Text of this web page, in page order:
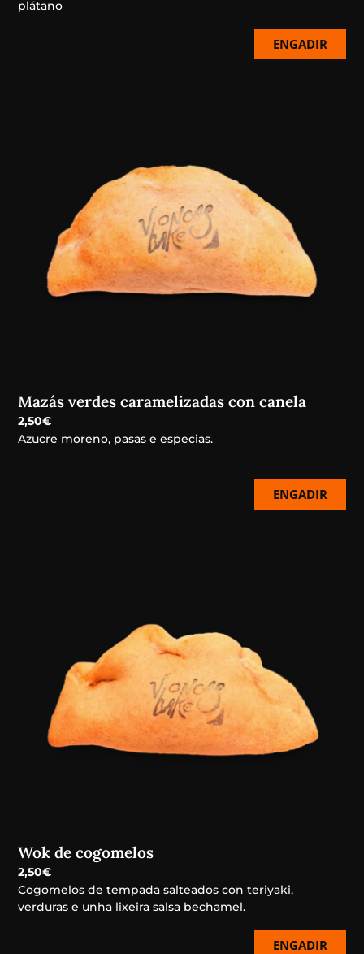
plátano
ENGADIR
Mazás verdes caramelizadas con canela
2,50€
Azucre moreno, pasas e especias.
ENGADIR
Wok de cogomelos
2,50€
Cogomelos de tempada salteados con teriyaki,
verduras e unha lixeira salsa bechamel.
ENGADIR